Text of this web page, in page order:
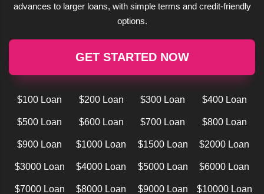
advances to larger loans, with simple terms and credit-friendly
options.
GET STARTED NOW
$100 Loan $200 Loan $300 Loan $400 Loan
$500 Loan $600 Loan $700 Loan $800 Loan
$900 Loan $1000 Loan $1500 Loan $2000 Loan
$3000 Loan $4000 Loan $5000 Loan $6000 Loan
$7000 Loan $8000 Loan $9000 Loan $10000 Loan